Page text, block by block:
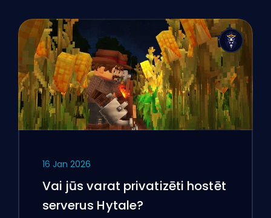
16 Jan 2026
Vai jūs varat privatizēti hostēt
serverus Hytale?